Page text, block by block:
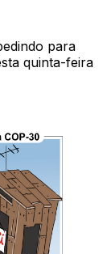
para
quinta-feira